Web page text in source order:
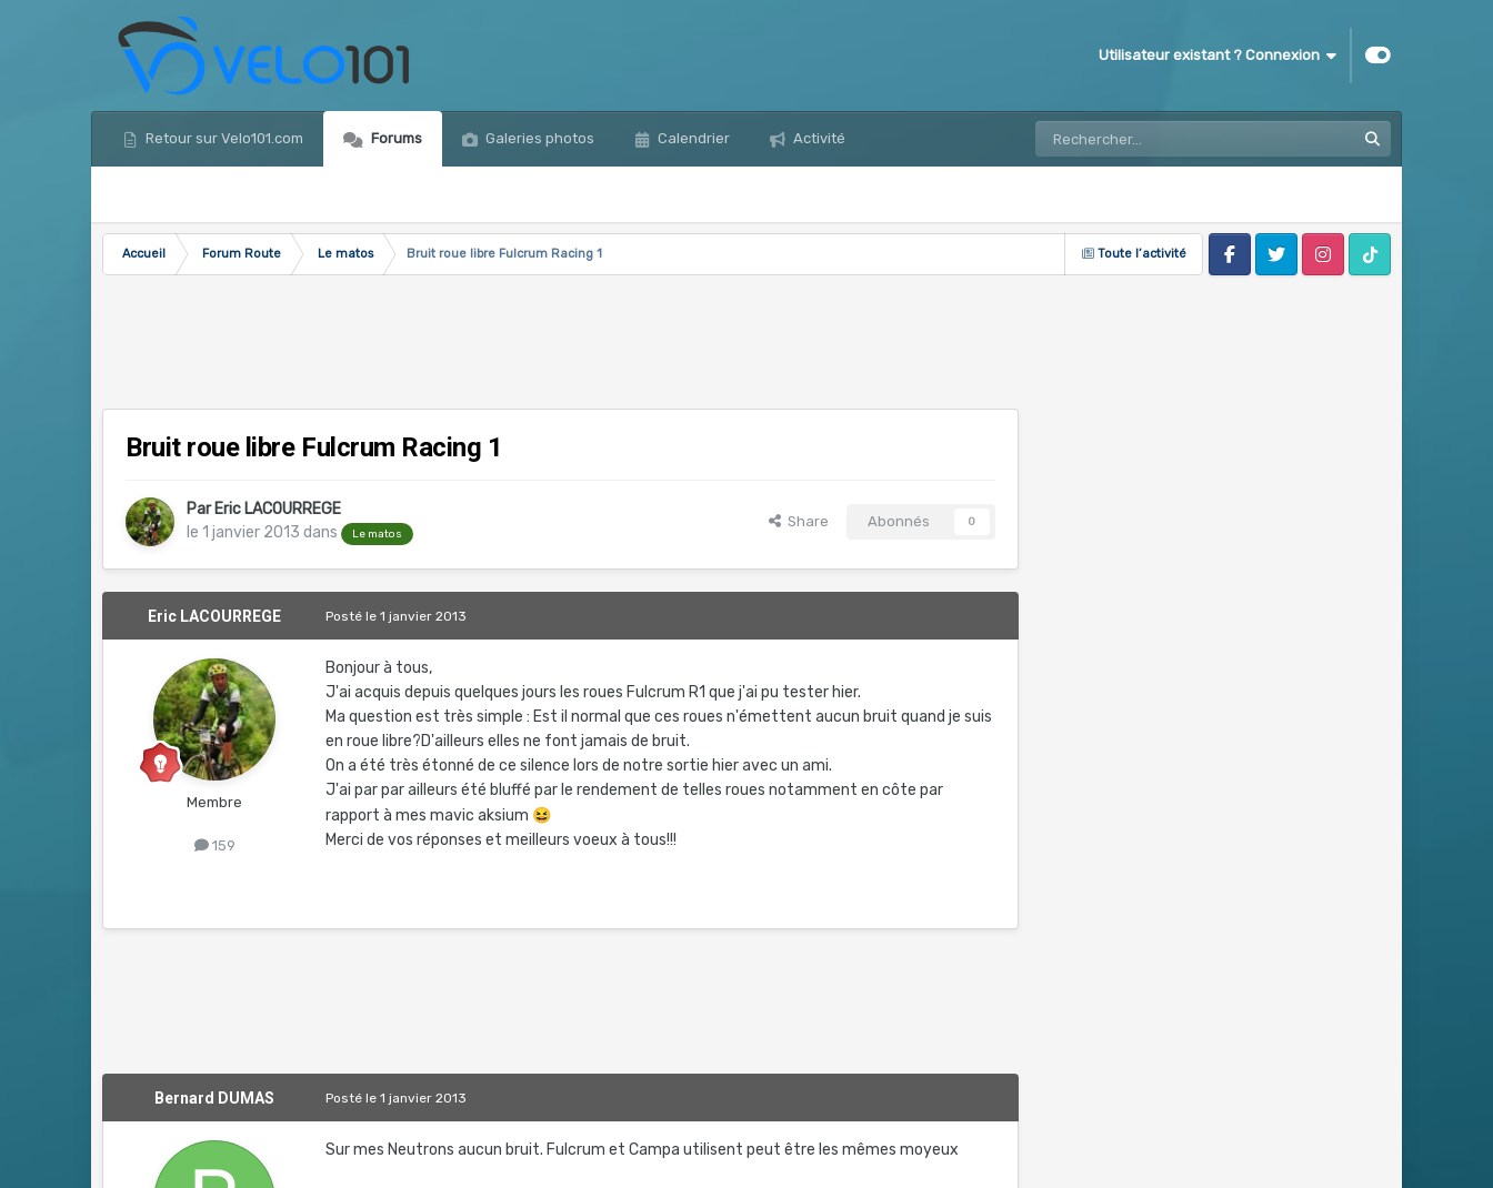
Utilisateur existant ? Connexion
Retour sur Velo101.com Forums Galeries photos Calendrier Activité
Toute l’activité
Accueil Forum Route Le matos
Bruit roue libre Fulcrum Racing 1
FacebookTwitter InstagramTik Tok
Bruit roue libre Fulcrum Racing 1
Par Eric LACOURREGE
le 1 janvier 2013 dans Le matos
Share Abonnés 0
Eric LACOURREGE
Membre
159
Postéle 1 janvier 2013
Bonjour à tous,
J'ai acquis depuis quelques jours les roues Fulcrum R1 que j'ai pu tester hier.
Ma question est très simple : Est il normal que ces roues n'émettent aucun bruit quand je suis
en roue libre?D'ailleurs elles ne font jamais de bruit.
On a été très étonné de ce silence lors de notre sortie hier avec un ami.
J'ai par par ailleurs été bluffé par le rendement de telles roues notamment en côte par
rapport à mes mavic aksium 😆
Merci de vos réponses et meilleurs voeux à tous!!!
Bernard DUMAS Postéle 1 janvier 2013
Sur mes Neutrons aucun bruit. Fulcrum et Campa utilisent peut être les mêmes moyeux